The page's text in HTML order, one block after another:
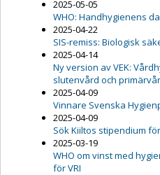
2025-05-05
WHO: Handhygienens
2025-04-22
SIS-remiss: Biologisk
2025-04-14
Ny version av VEK:
slutenvård och
2025-04-09
Vinnare Svenska
2025-04-09
Sök Kiiltos stipendium
2025-03-19
WHO om vinst med
för VRI